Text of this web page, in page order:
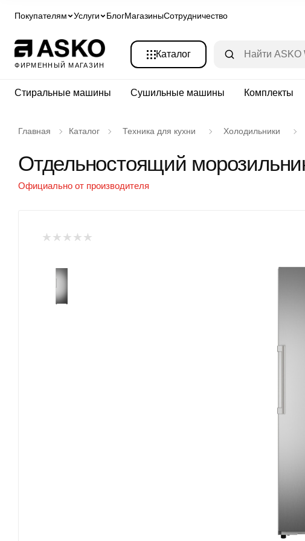
Покупателям Услуги БлогМагазиныСотрудничество
ФИРМЕННЫЙ МАГАЗИН
Каталог
Стиральные машины Сушильные машины Комплекты
Отдельностоящий
Официально от производителя
Главная Каталог Техника для кухни Холодильники